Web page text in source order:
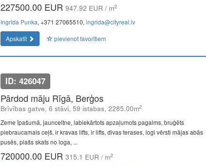
227500.00 EUR 947.92 EUR / m2
Ingrīda Punka, +371 27065510, ingrida@cityreal.lv
Apskatīt
pievienot favorītiem
ID: 426047
Pārdod māju Rīgā, Berģos
Brīvības gatve, 6 stāvi, 59 istabas, 2285.00m2
Zeme īpašumā, jaunceltne, labiekārtots apzaļumots pagalms, bruģēts
piebraucamais ceļš, ir kravas lifts, ir lifts, divas terases, logi vērsti mājas abās
pusēs, plašs skats no loga, ...
720000.00 EUR 315.1 EUR / m2